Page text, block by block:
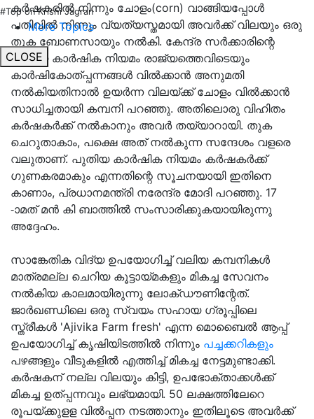
#Top on Krishi Jagran
More Topics
CLOSE
കര്‍ഷകരില്‍ നിന്നും ചോളം(corn) വാങ്ങിയപ്പോള്‍
പതിവില്‍ നിന്നും വ്യത്യസ്തമായി അവര്‍ക്ക് വിലയും ഒരു
തുക ബോണസായും നല്‍കി. കേന്ദ്ര സര്‍ക്കാരിന്റെ
പുതിയ കാര്‍ഷിക നിയമം രാജ്യത്തെവിടെയും
കാര്‍ഷികോത്പ്പന്നങ്ങള്‍ വില്‍ക്കാന്‍ അനുമതി
നല്‍കിയതിനാല്‍ ഉയര്‍ന്ന വിലയ്ക്ക് ചോളം വില്‍ക്കാന്‍
സാധിച്ചതായി കമ്പനി പറഞ്ഞു. അതിലൊരു വിഹിതം
കര്‍ഷകര്‍ക്ക് നല്‍കാനും അവര്‍ തയ്യാറായി. തുക
ചെറുതാകാം, പക്ഷെ അത് നല്‍കുന്ന സന്ദേശം വളരെ
വലുതാണ്. പുതിയ കാര്‍ഷിക നിയമം കര്‍ഷകര്‍ക്ക്
ഗുണകരമാകും എന്നതിന്റെ സൂചനയായി ഇതിനെ
കാണാം, പ്രധാനമന്ത്രി നരേന്ദ്ര മോദി പറഞ്ഞു. 17
-ാമത് മന്‍ കി ബാത്തില്‍ സംസാരിക്കുകയായിരുന്നു
അദ്ദേഹം.
സാങ്കേതിക വിദ്യ ഉപയോഗിച്ച് വലിയ കമ്പനികള്‍
മാത്രമല്ല ചെറിയ കൂട്ടായ്മകളും മികച്ച സേവനം
നല്‍കിയ കാലമായിരുന്നു ലോക്ഡൗണിന്റേത്.
ജാര്‍ഖണ്ഡിലെ ഒരു സ്വയം സഹായ ഗ്രൂപ്പിലെ
സ്ത്രീകള്‍ 'Ajivika Farm fresh' എന്ന മൊബൈല്‍ ആപ്പ്
ഉപയോഗിച്ച് കൃഷിയിടത്തില്‍ നിന്നും പച്ചക്കറികളും
പഴങ്ങളും വീടുകളില്‍ എത്തിച്ച് മികച്ച നേട്ടമുണ്ടാക്കി.
കര്‍ഷകന് നല്ല വിലയും കിട്ടി, ഉപഭോക്താക്കള്‍ക്ക്
മികച്ച ഉത്പ്പന്നവും ലഭ്യമായി. 50 ലക്ഷത്തിലേറെ
രൂപയ്ക്കുളള വില്‍പ്പന നടത്താനും ഇതിലൂടെ അവര്‍ക്ക്